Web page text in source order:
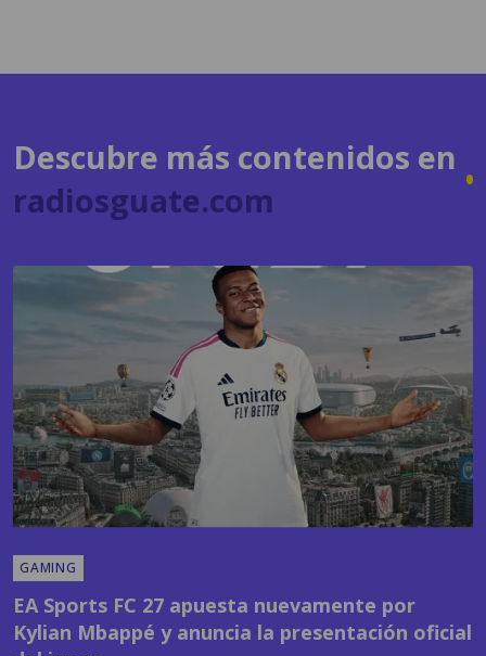
radiosguate.com
GAMING
Kylian Mbappé y anuncia la presentación oficial
del juego
PORSANDY SANDOVAL 09:24 AM, JUL 22